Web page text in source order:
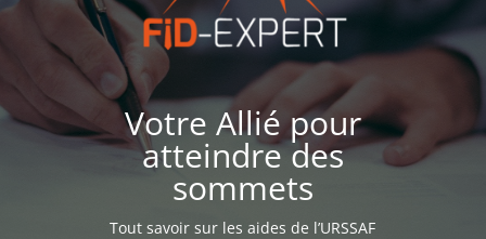
Votre Allié pour
atteindre des
sommets
Tout savoir sur les aides de l’URSSAF